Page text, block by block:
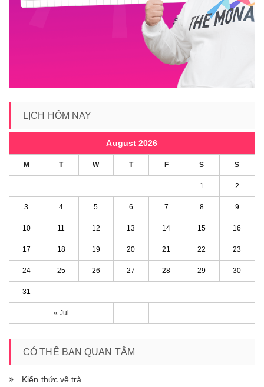
LỊCH HÔM NAY
August 2026
M T W T F S S
« Jul
1 2
3 4 5 6 7 8 9
10 11 12 13 14 15 16
17 18 19 20 21 22 23
24 25 26 27 28 29 30
31
CÓ THỂ BẠN QUAN TÂM
Kiến thức về trà